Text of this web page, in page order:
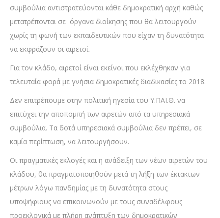
συμβούλια αντιστρατεύονται κάθε δημοκρατική αρχή καθώς
μετατρέπονται σε όργανα διοίκησης που θα λειτουργούν
χωρίς τη φωνή των εκπαιδευτικών που είχαν τη δυνατότητα
να εκφράζουν οι αιρετοί.
Για τον κλάδο, αιρετοί είναι εκείνοι που εκλέχθηκαν για
τελευταία φορά με γνήσια δημοκρατικές διαδικασίες το 2018.
Δεν επιτρέπουμε στην πολιτική ηγεσία του Υ.ΠΑΙ.Θ. να
επιτύχει την αποπομπή των αιρετών από τα υπηρεσιακά
συμβούλια. Τα δοτά υπηρεσιακά συμβούλια δεν πρέπει, σε
καμία περίπτωση, να λειτουργήσουν.
Οι πραγματικές εκλογές και η ανάδειξη των νέων αιρετών του
κλάδου, θα πραγματοποιηθούν μετά τη λήξη των έκτακτων
μέτρων λόγω πανδημίας με τη δυνατότητα στους
υποψήφιους να επικοινωνούν με τους συναδέλφους
προεκλογικά με πλήρη ανάπτυξη των δημοκρατικών